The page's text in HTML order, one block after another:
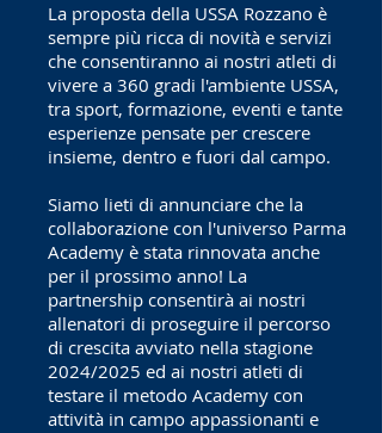
La proposta della USSA Rozzano è
sempre più ricca di novità e servizi
che consentiranno ai nostri atleti di
vivere a 360 gradi l'ambiente USSA,
tra sport, formazione, eventi e tante
esperienze pensate per crescere
insieme, dentro e fuori dal campo.
Siamo lieti di annunciare che la
collaborazione con l'universo Parma
Academy è stata rinnovata anche
per il prossimo anno! La
partnership consentirà ai nostri
allenatori di proseguire il percorso
di crescita avviato nella stagione
2024/2025 ed ai nostri atleti di
testare il metodo Academy con
attività in campo appassionanti e